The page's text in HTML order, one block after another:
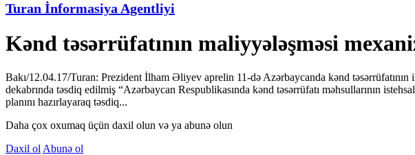
Turan İnformasiya Agentliyi
Kənd təsərrüfatının maliyyələşməsi
Bakı/12.04.17/Turan: Prezident İlham Əliyev aprelin 11-də Azərbaycanda kənd
dekabrında təsdiq edilmiş “Azərbaycan Respublikasında kənd təsərrüfatı məhsullarının
planını hazırlayaraq təsdiq...
Daha çox oxumaq üçün daxil olun və ya abunə olun
Daxil ol Abunə ol